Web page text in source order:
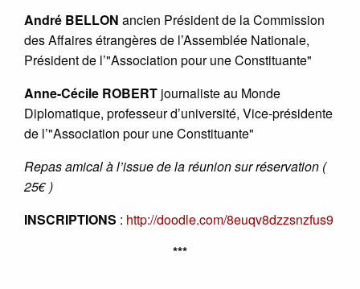
André BELLON ancien Président de la Commission
des Affaires étrangères de l’Assemblée Nationale,
Président de l’"Association pour une Constituante"
Anne-Cécile ROBERT journaliste au Monde
Diplomatique, professeur d’université, Vice-présidente
de l’"Association pour une Constituante"
Repas amical à l’issue de la réunion sur réservation (
25€ )
INSCRIPTIONS : http://doodle.com/8euqv8dzzsnzfus9
***